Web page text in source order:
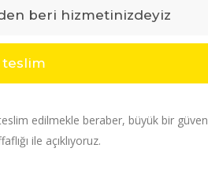
beri hizmetinizdeyiz
teslim
edilmekle beraber, büyük bir güven
ile açıklıyoruz.